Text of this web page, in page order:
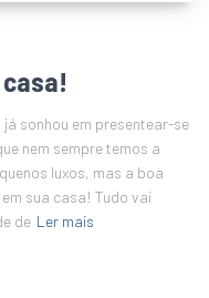
sonhou em presentear-se
nem sempre temos a
luxos, mas a boa
sua casa! Tudo vai
de Ler mais